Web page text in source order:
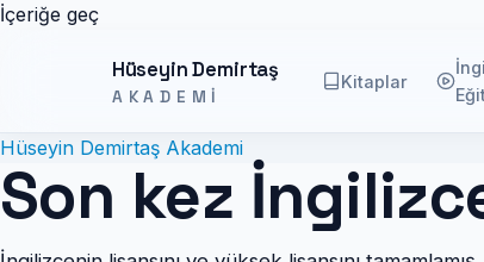
İçeriğe geç
Hüseyin Demirtaş
AKADEMI
Kitaplar
Hüseyin Demirtaş Akademi
Son kez